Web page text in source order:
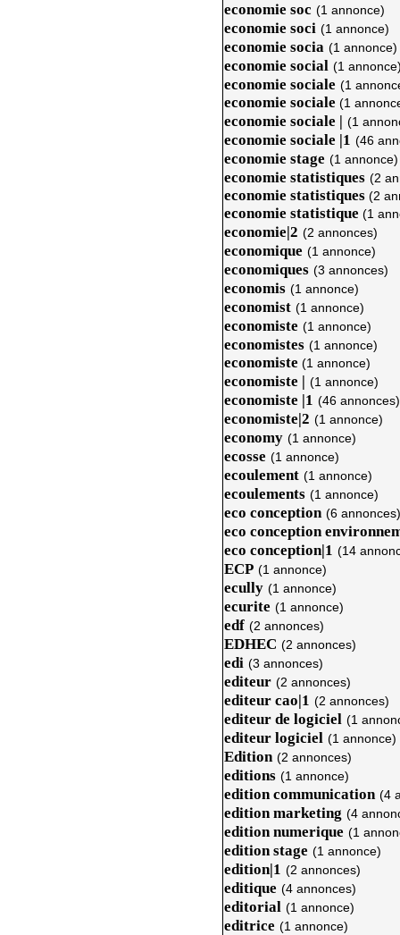
economie soc (1 annonce)
economie soci (1 annonce)
economie socia (1 annonce)
economie social (1
economie sociale (1
economie sociale (1
economie sociale | (1
economie sociale |1 (46
economie stage (1 annonce)
economie statistiques (2
economie statistiques (2
economie statistique (1
economie|2 (2 annonces)
economique (1 annonce)
economiques (3 annonces)
economis (1 annonce)
economist (1 annonce)
economiste (1 annonce)
economistes (1 annonce)
economiste (1 annonce)
economiste | (1 annonce)
economiste |1 (46 annonces)
economiste|2 (1 annonce)
economy (1 annonce)
ecosse (1 annonce)
ecoulement (1 annonce)
ecoulements (1 annonce)
eco conception (6 annonces)
eco conception
eco conception|1 (14
ECP (1 annonce)
ecully (1 annonce)
ecurite (1 annonce)
edf (2 annonces)
EDHEC (2 annonces)
edi (3 annonces)
editeur (2 annonces)
editeur cao|1 (2 annonces)
editeur de logiciel (1
editeur logiciel (1 annonce)
Edition (2 annonces)
editions (1 annonce)
edition communication (4
edition marketing (4
edition numerique (1
edition stage (1 annonce)
edition|1 (2 annonces)
editique (4 annonces)
editorial (1 annonce)
editrice (1 annonce)